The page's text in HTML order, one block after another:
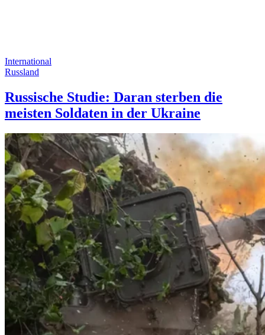
International
Russland
Russische Studie: Daran sterben die
meisten Soldaten in der Ukraine